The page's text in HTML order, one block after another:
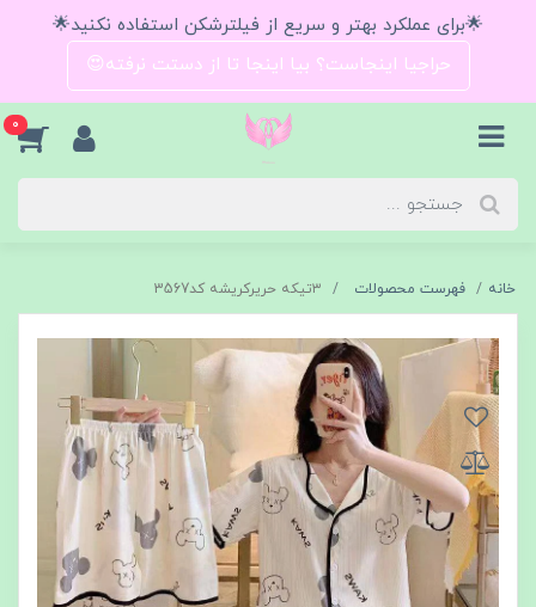
🌟برای عملکرد بهتر و سریع از فیلترشکن استفاده نکنید🌟
حراجیا اینجاست؟ بیا اینجا تا از دستت نرفته😍
0
خانه فهرست محصولات ۳تیکه حریرکریشه کد3567